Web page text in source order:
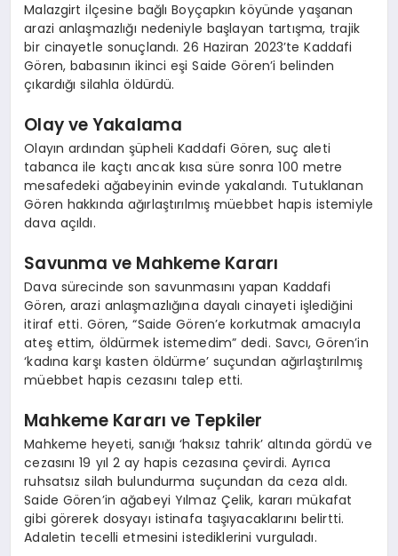
Malazgirt ilçesine bağlı Boyçapkın köyünde yaşanan
arazi anlaşmazlığı nedeniyle başlayan tartışma, trajik
bir cinayetle sonuçlandı. 26 Haziran 2023’te Kaddafi
Gören, babasının ikinci eşi Saide Gören’i belinden
çıkardığı silahla öldürdü.
Olay ve Yakalama
Olayın ardından şüpheli Kaddafi Gören, suç aleti
tabanca ile kaçtı ancak kısa süre sonra 100 metre
mesafedeki ağabeyinin evinde yakalandı. Tutuklanan
Gören hakkında ağırlaştırılmış müebbet hapis istemiyle
dava açıldı.
Savunma ve Mahkeme Kararı
Dava sürecinde son savunmasını yapan Kaddafi
Gören, arazi anlaşmazlığına dayalı cinayeti işlediğini
itiraf etti. Gören, “Saide Gören’e korkutmak amacıyla
ateş ettim, öldürmek istemedim” dedi. Savcı, Gören’in
‘kadına karşı kasten öldürme’ suçundan ağırlaştırılmış
müebbet hapis cezasını talep etti.
Mahkeme Kararı ve Tepkiler
Mahkeme heyeti, sanığı ‘haksız tahrik’ altında gördü ve
cezasını 19 yıl 2 ay hapis cezasına çevirdi. Ayrıca
ruhsatsız silah bulundurma suçundan da ceza aldı.
Saide Gören’in ağabeyi Yılmaz Çelik, kararı mükafat
gibi görerek dosyayı istinafa taşıyacaklarını belirtti.
Adaletin tecelli etmesini istediklerini vurguladı.